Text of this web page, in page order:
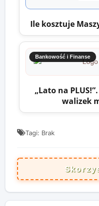
Ile kosztuje
Bankowość i Finanse
„Lato na
walizek
Tagi: Brak